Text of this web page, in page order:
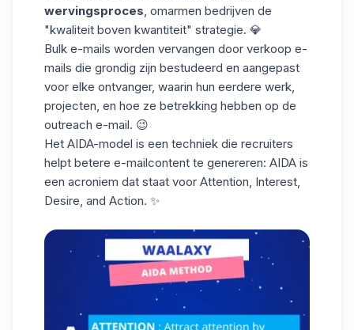
wervingsproces, omarmen bedrijven de
"kwaliteit boven kwantiteit" strategie. 💎
Bulk e-mails worden vervangen door verkoop e-
mails die grondig zijn bestudeerd en aangepast
voor elke ontvanger, waarin hun eerdere werk,
projecten, en hoe ze betrekking hebben op de
outreach e-mail. 😉
Het AIDA-model is een techniek die recruiters
helpt betere e-mailcontent te genereren: AIDA is
een acroniem dat staat voor Attention, Interest,
Desire, and Action. ✨